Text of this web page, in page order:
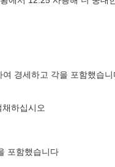
경세하고 각을 포함했습니
하십시오
포함했습니다